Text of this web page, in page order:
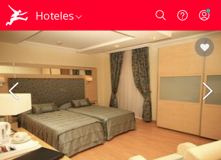
Hoteles Login